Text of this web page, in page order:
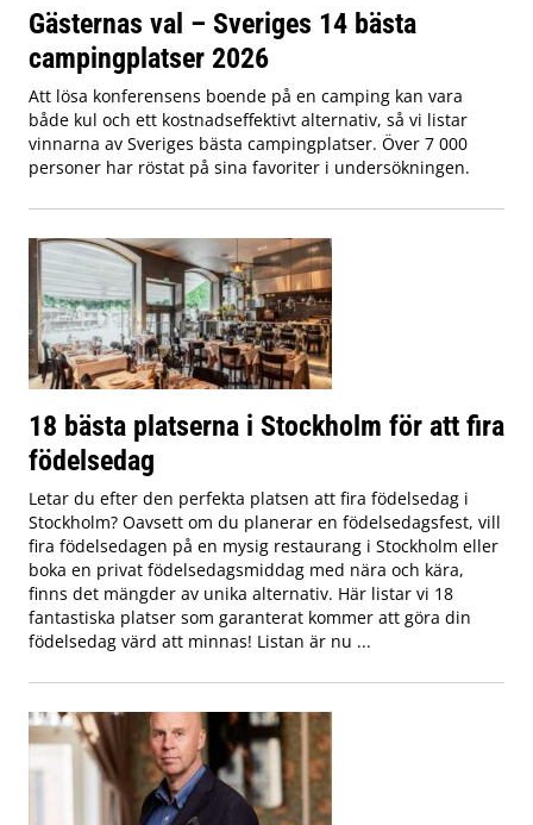
Gästernas val – Sveriges 14 bästa
campingplatser 2026
Att lösa konferensens boende på en camping kan vara
både kul och ett kostnadseffektivt alternativ, så vi listar
vinnarna av Sveriges bästa campingplatser. Över 7 000
personer har röstat på sina favoriter i undersökningen.
18 bästa platserna i Stockholm för att fira
födelsedag
Letar du efter den perfekta platsen att fira födelsedag i
Stockholm? Oavsett om du planerar en födelsedagsfest, vill
fira födelsedagen på en mysig restaurang i Stockholm eller
boka en privat födelsedagsmiddag med nära och kära,
finns det mängder av unika alternativ. Här listar vi 18
fantastiska platser som garanterat kommer att göra din
födelsedag värd att minnas! Listan är nu ...